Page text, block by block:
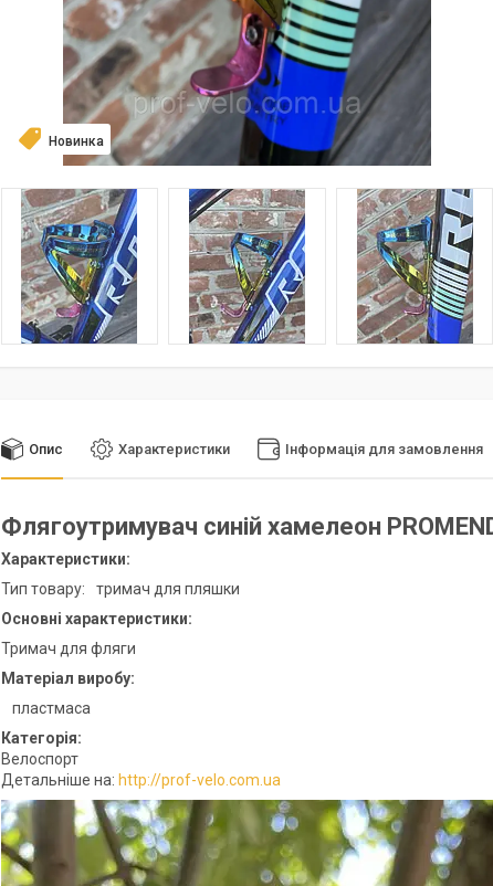
Новинка
Опис Характеристики Інформація для замовлення
Флягоутримувач синій хамелеон
Характеристики:
Тип товару: тримач для пляшки
Основні характеристики:
Тримач для фляги
Матеріал виробу:
пластмаса
Категорія:
Велоспорт
Детальніше на: http://prof-velo.com.ua